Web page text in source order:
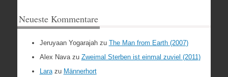
Neueste Kommentare
Jeruyaan Yogarajahzu The Man from Earth (2007)
Alex Navazu Zweimal Sterben ist einmal zuviel (2011)
Larazu Männerhort